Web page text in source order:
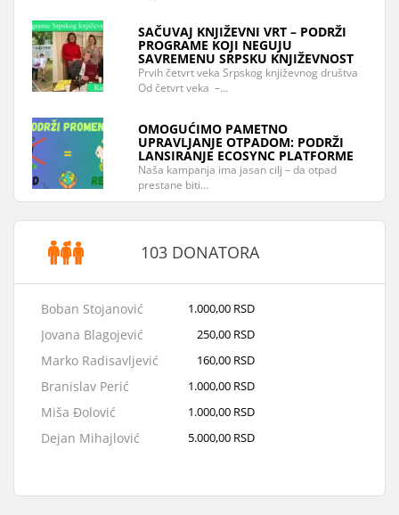
SAČUVAJ KNJIŽEVNI VRT – PODRŽI
PROGRAME KOJI NEGUJU
SAVREMENU SRPSKU KNJIŽEVNOST
Prvih četvrt veka Srpskog književnog društva
Od četvrt veka –…
OMOGUĆIMO PAMETNO
UPRAVLJANJE OTPADOM: PODRŽI
LANSIRANJE ECOSYNC PLATFORME
Naša kampanja ima jasan cilj – da otpad
prestane biti…
103 DONATORA
Boban Stojanović 1.000,00 RSD
Jovana Blagojević 250,00 RSD
Marko Radisavljević 160,00 RSD
Branislav Perić 1.000,00 RSD
Miša Đolović 1.000,00 RSD
Dejan Mihajlović 5.000,00 RSD